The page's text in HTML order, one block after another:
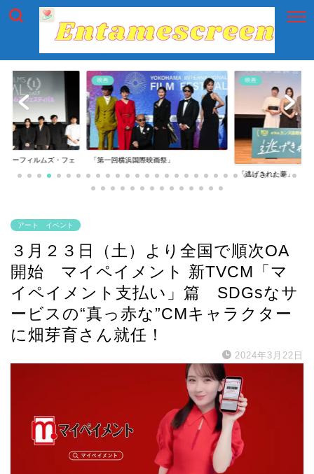
アーフィルムズ・フェ
映画
「第一回横浜国際映画祭」
映画
「逃げきれた夢」
アート イベント
３月２３日（土）より全国で順次OA
開始 マイペイメント 新TVCM「マ
イペイメント支払い」篇 SDGsなサ
ービスの“真っ赤な”CMキャラクター
に畑芽育さん就任！
2024年3月22日